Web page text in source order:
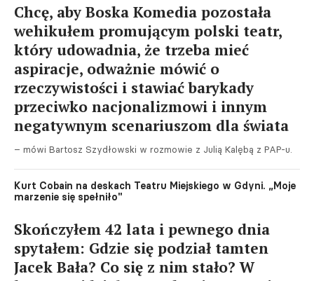
Chcę, aby Boska Komedia pozostała
wehikułem promującym polski teatr,
który udowadnia, że trzeba mieć
aspiracje, odważnie mówić o
rzeczywistości i stawiać barykady
przeciwko nacjonalizmowi i innym
negatywnym scenariuszom dla świata
– mówi Bartosz Szydłowski w rozmowie z Julią Kalębą z PAP-u.
Kurt Cobain na deskach Teatru Miejskiego w Gdyni. „Moje
marzenie się spełniło"
Skończyłem 42 lata i pewnego dnia
spytałem: Gdzie się podział tamten
Jacek Bała? Co się z nim stało? W